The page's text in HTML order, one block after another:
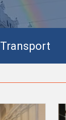
Transport